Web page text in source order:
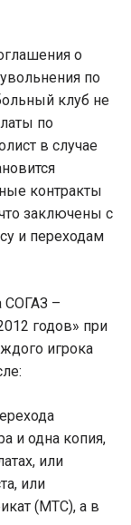
о
по
клуб не
по
в случае
контракты
заключены с
и переходам
СОГАЗ –
годов» при
игрока
и одна копия,
или
или
(МТС), а в